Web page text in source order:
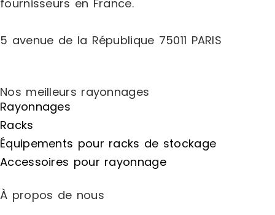
fournisseurs en France.
5 avenue de la République 75011 PARIS
Nos meilleurs rayonnages
Rayonnages
Racks
Équipements pour racks de stockage
Accessoires pour rayonnage
À propos de nous